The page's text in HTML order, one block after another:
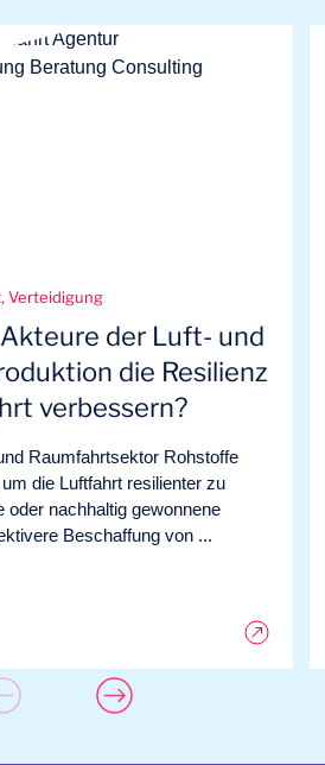
Verteidigung
der Luft- und
die Resilienz
verbessern?
Raumfahrtsektor Rohstoffe
die Luftfahrt resilienter zu
oder nachhaltig gewonnene
Beschaffung von ...